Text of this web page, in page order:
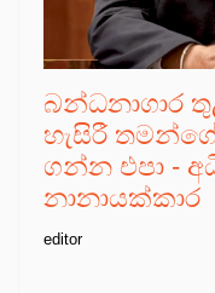
බන්ධනාගාර
හැසිරී
ගන්න එපා -
නානායක්කාර
editor